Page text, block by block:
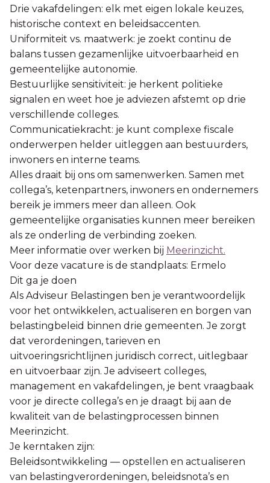
Drie vakafdelingen: elk met eigen lokale keuzes,
historische context en beleidsaccenten.
Uniformiteit vs. maatwerk: je zoekt continu de
balans tussen gezamenlijke uitvoerbaarheid en
gemeentelijke autonomie.
Bestuurlijke sensitiviteit: je herkent politieke
signalen en weet hoe je adviezen afstemt op drie
verschillende colleges.
Communicatiekracht: je kunt complexe fiscale
onderwerpen helder uitleggen aan bestuurders,
inwoners en interne teams.
Alles draait bij ons om samenwerken. Samen met
collega’s, ketenpartners, inwoners en ondernemers
bereik je immers meer dan alleen. Ook
gemeentelijke organisaties kunnen meer bereiken
als ze onderling de verbinding zoeken.
Meer informatie over werken bij Meerinzicht.
Voor deze vacature is de standplaats: Ermelo
Dit ga je doen
Als Adviseur Belastingen ben je verantwoordelijk
voor het ontwikkelen, actualiseren en borgen van
belastingbeleid binnen drie gemeenten. Je zorgt
dat verordeningen, tarieven en
uitvoeringsrichtlijnen juridisch correct, uitlegbaar
en uitvoerbaar zijn. Je adviseert colleges,
management en vakafdelingen, je bent vraagbaak
voor je directe collega’s en je draagt bij aan de
kwaliteit van de belastingprocessen binnen
Meerinzicht.
Je kerntaken zijn:
Beleidsontwikkeling — opstellen en actualiseren
van belastingverordeningen, beleidsnota’s en